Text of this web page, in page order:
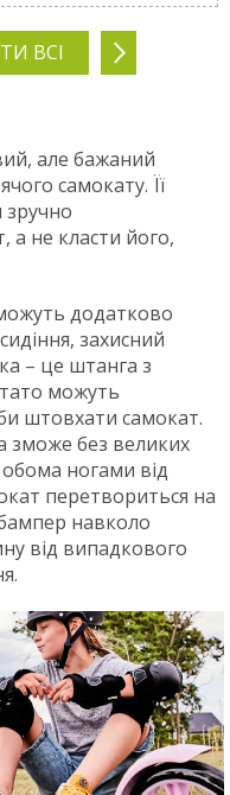
ВСІ
але бажаний
самокату. Її
а не класти його,
додатково
захисний
– це штанга з
можуть
штовхати самокат.
зможе без великих
ногами від
перетвориться на
навколо
від випадкового